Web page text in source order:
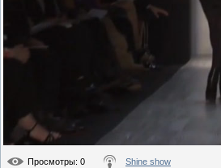
Просмотры: 0 Shine show